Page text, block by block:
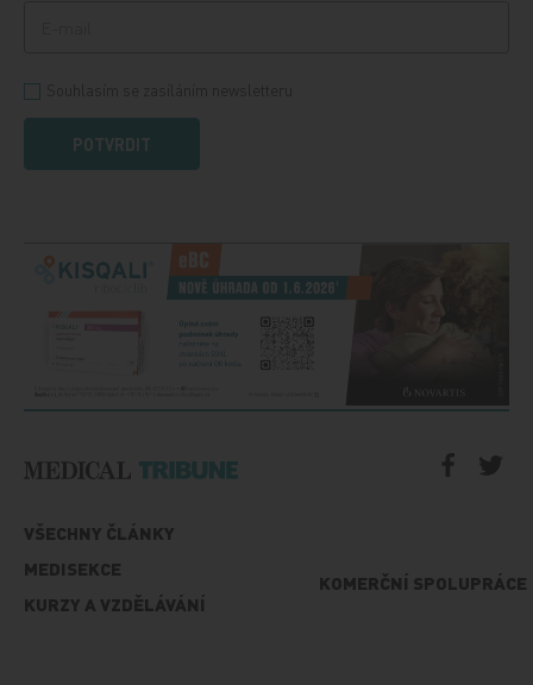
POTVRDIT
VŠECHNY ČLÁNKY
MEDISEKCE
KURZY A VZDĚLÁVÁNÍ
KOMERČNÍ SPOLUPRÁCE